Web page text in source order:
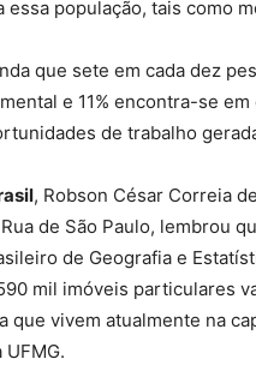
população, tais como
que sete em cada dez
e 11% encontra-se
de trabalho
, Robson César Correia
de São Paulo, lembrou
de Geografia e
mil imóveis particulares
que vivem atualmente na